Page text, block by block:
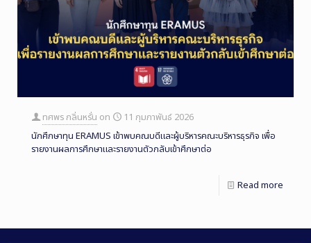
ทศพร กลิ่นหรั่น on
11 กุมภาพันธ์ 2026
นักศึกษาทุน ERAMUS เข้าพบคณบดีและผู้บริหารคณะบริหารธุรกิจ เพื่อ
รายงานผลการศึกษาและรายงานตัวกลับเข้าศึกษาต่อ
Read more